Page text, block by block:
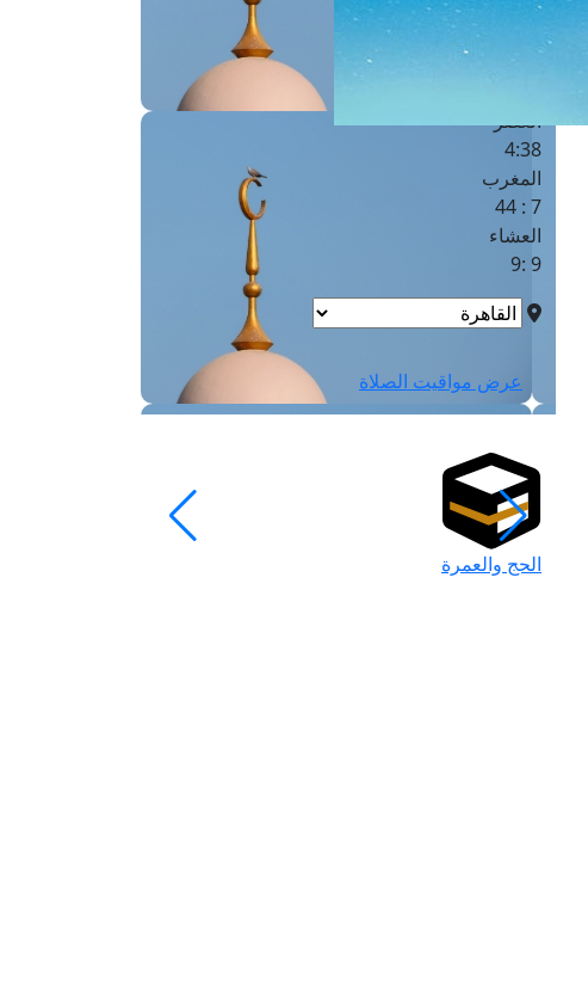
الشروق
العصر
4:38
المغرب
7 : 44
العشاء
9 :9
عرض مواقيت الصلاة
الحج والعمرة